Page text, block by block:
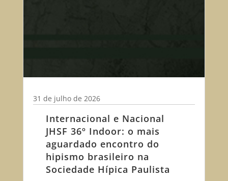
Internacional e Nacional
JHSF 36º Indoor: o mais
aguardado encontro do
hipismo brasileiro na
Sociedade Hípica Paulista
31 de julho de 2026